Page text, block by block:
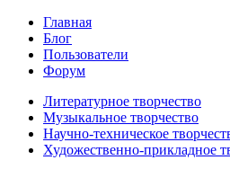
Главная
Блог
Пользователи
Форум
Литературное творчество
Музыкальное творчество
Научно-техническое
Художественно-прикладное